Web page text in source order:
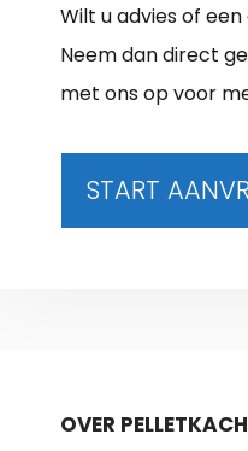
Wilt u advies of
Neem dan direct
met ons op voor
START
OVER